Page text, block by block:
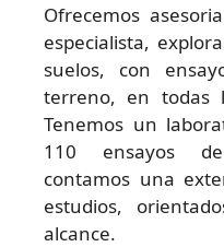
Ofrecemos
especialista,
suelos, con
terreno, en todas
Tenemos un
110 ensayos
contamos una
estudios,
alcance.